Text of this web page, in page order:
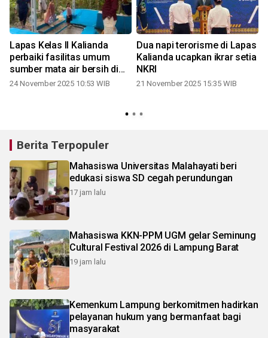
Lapas Kelas II Kalianda
perbaiki fasilitas umum
sumber mata air bersih di
Kalianda
24 November 2025 10:53 WIB
Dua napi terorisme di Lapas
Kalianda ucapkan ikrar setia
NKRI
21 November 2025 15:35 WIB
Berita Terpopuler
Mahasiswa Universitas Malahayati beri
edukasi siswa SD cegah perundungan
17 jam lalu
Mahasiswa KKN-PPM UGM gelar Seminung
Cultural Festival 2026 di Lampung Barat
19 jam lalu
Kemenkum Lampung berkomitmen hadirkan
pelayanan hukum yang bermanfaat bagi
masyarakat